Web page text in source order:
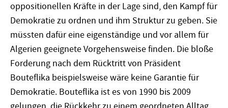
oppositionellen Kräfte in der Lage sind, den Kampf für
Demokratie zu ordnen und ihm Struktur zu geben. Sie
müssten dafür eine eigenständige und vor allem für
Algerien geeignete Vorgehensweise finden. Die bloße
Forderung nach dem Rücktritt von Präsident
Bouteflika beispielsweise wäre keine Garantie für
Demokratie. Bouteflika ist es von 1990 bis 2009